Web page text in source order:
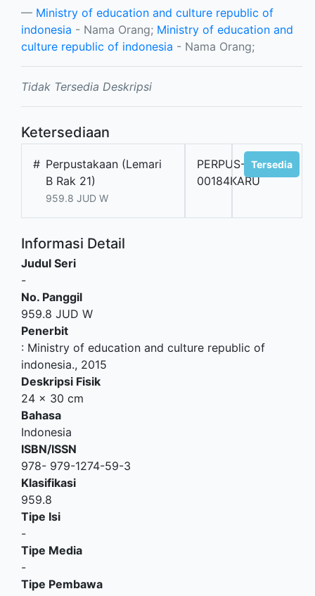
Ministry of education and culture republic of
indonesia - Nama Orang; Ministry of education and
culture republic of indonesia - Nama Orang;
Tidak Tersedia Deskripsi
Ketersediaan
# Perpustakaan (Lemari
B Rak 21)
959.8 JUD W
PERPUS-
00184KARU
Tersedia
Informasi Detail
Judul Seri
-
No. Panggil
959.8 JUD W
Penerbit
: Ministry of education and culture republic of
indonesia., 2015
Deskripsi Fisik
24 x 30 cm
Bahasa
Indonesia
ISBN/ISSN
978- 979-1274-59-3
Klasifikasi
959.8
Tipe Isi
-
Tipe Media
-
Tipe Pembawa